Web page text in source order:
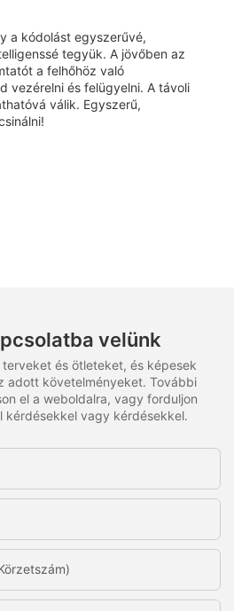
a kódolást egyszerűvé,
tegyük. A jövőben az
a felhőhöz való
vezérelni és felügyelni. A távoli
válik. Egyszerű,
velünk
és ötleteket, és képesek
adott követelményeket. További
el a weboldalra, vagy forduljon
kérdésekkel vagy kérdésekkel.